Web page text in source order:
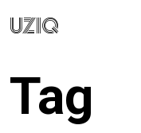
UZIQ
Tag